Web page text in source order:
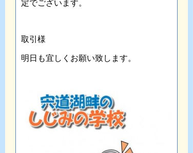
定でございます。
取引様
明日も宜しくお願い致します。